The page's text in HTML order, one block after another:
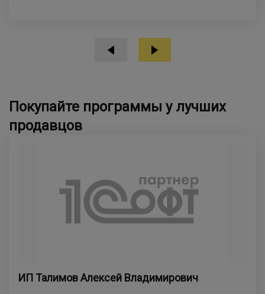
Покупайте программы у лучших
продавцов
ИП Талимов Алексей Владимирович